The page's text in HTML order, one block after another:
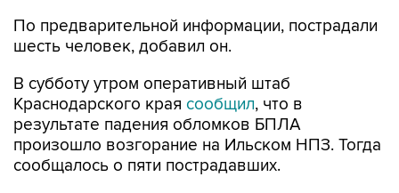
По предварительной информации, пострадали
шесть человек, добавил он.
В субботу утром оперативный штаб
Краснодарского края сообщил, что в
результате падения обломков БПЛА
произошло возгорание на Ильском НПЗ. Тогда
сообщалось о пяти пострадавших.